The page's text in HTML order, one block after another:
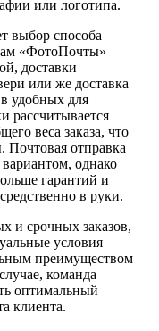
или логотипа.
выбор способа
«ФотоПочты»
доставки
или же доставка
удобных для
рассчитывается
веса заказа, что
Почтовая отправка
однако
гарантий и
в руки.
и срочных заказов,
условия
преимуществом
команда
оптимальный
клиента.